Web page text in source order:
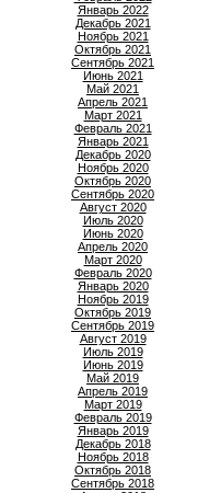
Январь 2022
Декабрь 2021
Ноябрь 2021
Октябрь 2021
Сентябрь 2021
Июнь 2021
Май 2021
Апрель 2021
Март 2021
Февраль 2021
Январь 2021
Декабрь 2020
Ноябрь 2020
Октябрь 2020
Сентябрь 2020
Август 2020
Июль 2020
Июнь 2020
Апрель 2020
Март 2020
Февраль 2020
Январь 2020
Ноябрь 2019
Октябрь 2019
Сентябрь 2019
Август 2019
Июль 2019
Июнь 2019
Май 2019
Апрель 2019
Март 2019
Февраль 2019
Январь 2019
Декабрь 2018
Ноябрь 2018
Октябрь 2018
Сентябрь 2018